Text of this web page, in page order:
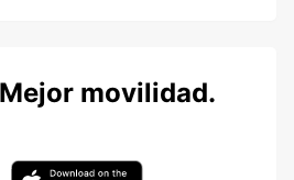
movilidad.